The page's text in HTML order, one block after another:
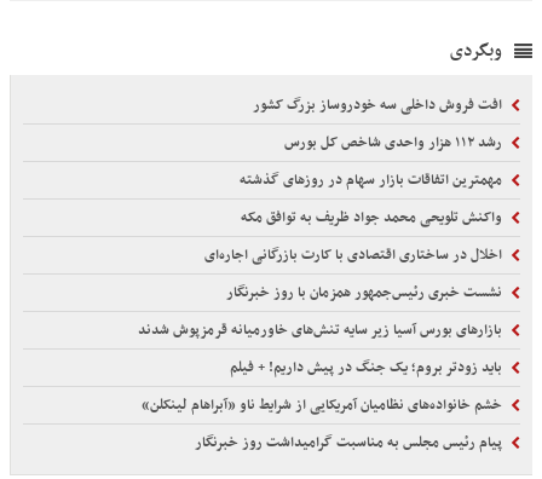
وبگردی
افت فروش داخلی سه خودروساز بزرگ کشور
رشد ۱۱۲ هزار واحدی شاخص کل بورس
مهمترین اتفاقات بازار سهام در روزهای گذشته
واکنش تلویحی محمد جواد ظریف به توافق مکه
اخلال در ساختاری اقتصادی با کارت‌ بازرگانی اجاره‌ای
نشست خبری رئیس‌جمهور همزمان با روز خبرنگار
بازارهای بورس آسیا زیر سایه تنش‌های خاورمیانه قرمزپوش شدند
باید زودتر بروم؛ یک جنگ در پیش داریم! + فیلم
خشم خانواده‌های نظامیان آمریکایی از شرایط ناو «آبراهام لینکلن»
پیام رئیس مجلس به مناسبت گرامیداشت روز خبرنگار